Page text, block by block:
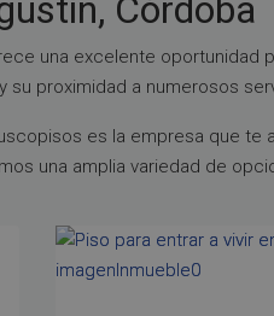
Córdoba
una excelente
proximidad a numerosos
es la empresa que
una amplia variedad de